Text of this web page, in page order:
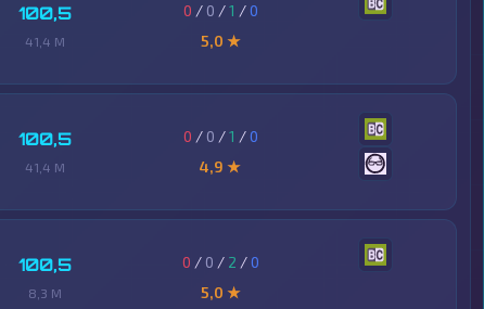
100,5
41,4 M
0 / 0 /1 /0
5,0 ★
100,5
41,4 M
0 / 0 /1 /0
4,9 ★
100,5
8,3 M
0 / 0 / 2 /0
5,0 ★